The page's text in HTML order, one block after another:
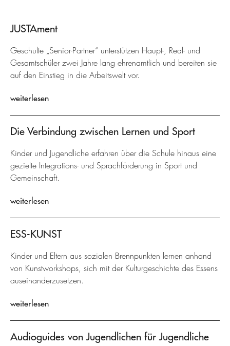
JUSTAment
Geschulte „Senior-Partner“ unterstützen Haupt-, Real- und
Gesamtschüler zwei Jahre lang ehrenamtlich und bereiten sie
auf den Einstieg in die Arbeitswelt vor.
weiterlesen
Die Verbindung zwischen Lernen und Sport
Kinder und Jugendliche erfahren über die Schule hinaus eine
gezielte Integrations- und Sprachförderung in Sport und
Gemeinschaft.
weiterlesen
ESS-KUNST
Kinder und Eltern aus sozialen Brennpunkten lernen anhand
von Kunstworkshops, sich mit der Kulturgeschichte des Essens
auseinanderzusetzen.
weiterlesen
Audioguides von Jugendlichen für Jugendliche